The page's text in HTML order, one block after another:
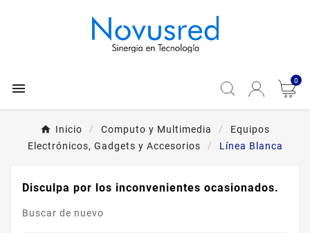
 0
Inicio Computo y Multimedia
Equipos
Electrónicos, Gadgets y Accesorios
Línea Blanca
Disculpa por los inconvenientes ocasionados.
Buscar de nuevo